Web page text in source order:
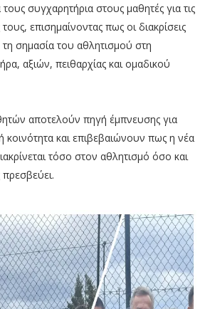
συγχαρητήρια στους μαθητές για τις
επισημαίνοντας πως οι διακρίσεις
σημασία του αθλητισμού στη
αξιών, πειθαρχίας και ομαδικού
αποτελούν πηγή έμπνευσης για
κοινότητα και επιβεβαιώνουν πως η νέα
τόσο στον αθλητισμό όσο και
πρεσβεύει.